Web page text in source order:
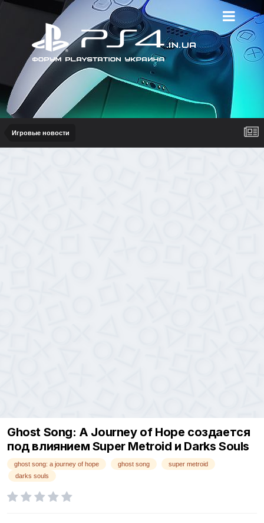
Игровые новости
Ghost Song: A Journey of Hope создается
под влиянием Super Metroid и Darks Souls
ghost song: a journey of hope ghost song
super metroid
darks souls